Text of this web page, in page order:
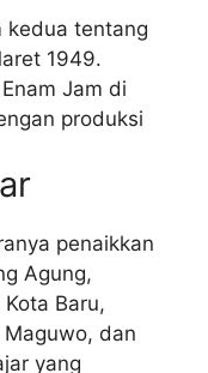
kedua tentang
1949.
Jam di
produksi
penaikkan
Agung,
Baru,
dan
yang